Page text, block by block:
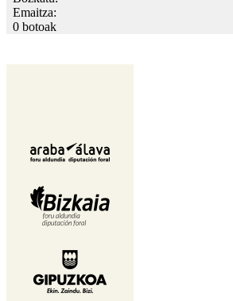
Emaitza:
0 botoak